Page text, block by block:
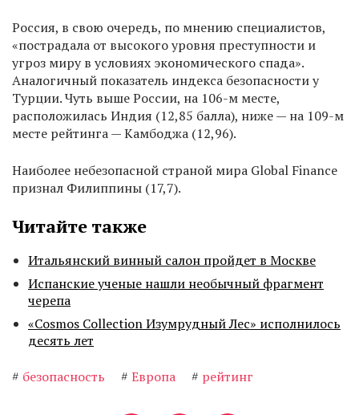
Россия, в свою очередь, по мнению специалистов,
«пострадала от высокого уровня преступности и
угроз миру в условиях экономического спада».​
Аналогичный показатель индекса безопасности ​у
Турции. Чуть выше России, на 106-м месте,
расположилась Индия (12,85 балла), ниже — на 109-м
месте рейтинга — Камбоджа (12,96).
Наиболее небезопасной страной мира Global Finance
признал Филиппины (17,7).
Читайте также
Итальянский винный салон пройдет в Москве
Испанские ученые нашли необычный фрагмент
черепа
«Cosmos Collection Изумрудный Лес» исполнилось
десять лет
# безопасность # Европа # рейтинг